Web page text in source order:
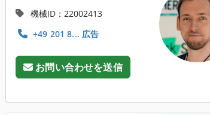
機械ID：22002413
+49 201 8... 広告
お問い合わせを送信